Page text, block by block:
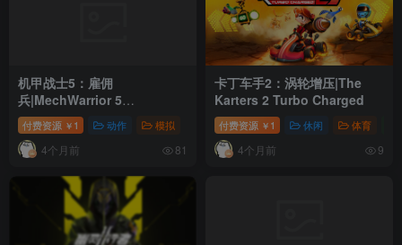
机甲战士5：雇佣
兵|MechWarrior 5
Mercenaries|1.10.370|整合全
DLC
付费资源 ￥ 1 动作 模拟
4个月前 81
卡丁车手2：涡轮增压|The
Karters 2 Turbo Charged
付费资源 ￥ 1 休闲 体育
4个月前 9